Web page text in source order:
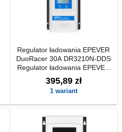
Regulator ładowania EPEVER
DuoRacer 30A DR3210N-DDS
Regulator ładowania EPEVER
DuoRacer 30A DR3210N-DDS
395,89 zł
1 wariant